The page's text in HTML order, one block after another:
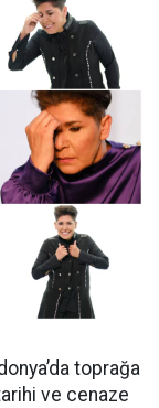
toprağa
ve cenaze